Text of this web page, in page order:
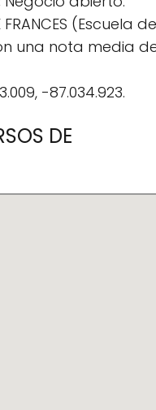
FRANCES (Escuela de
una nota media
-87.034.923.
DE